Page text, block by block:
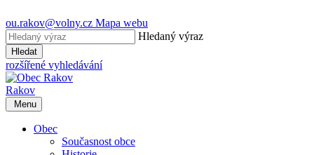
ou.rakov@volny.cz Mapa webu
Hledaný výraz
Hledat
rozšířené vyhledávání
Rakov
Menu
Obec
Současnost obce